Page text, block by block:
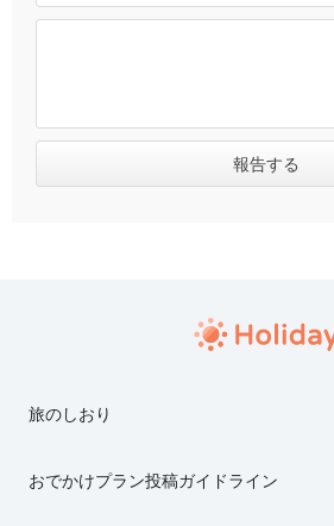
旅のしおり
おでかけプラン投稿ガイドライン